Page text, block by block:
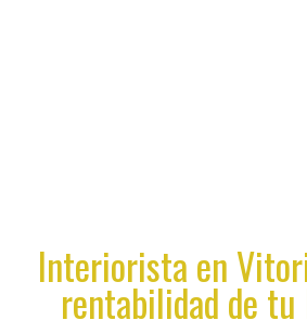
Interiorista en
rentabilidad de tu